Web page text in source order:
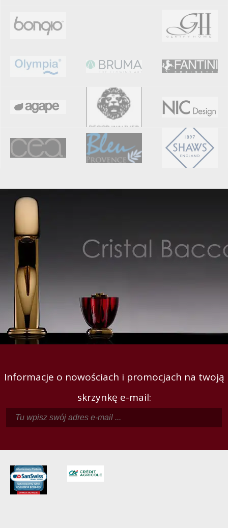
Informacje o nowościach i promocjach na twoją
skrzynkę e-mail: